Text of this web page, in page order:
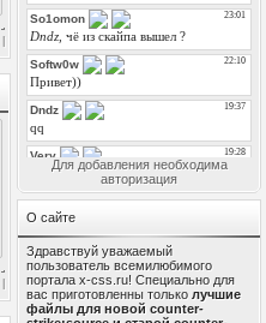
Для добавления необходима
авторизация
О сайте
Здравствуй уважаемый
пользователь всемилюбимого
портала x-css.ru! Специально для
вас приготовленны только лучшие
файлы для новой counter-